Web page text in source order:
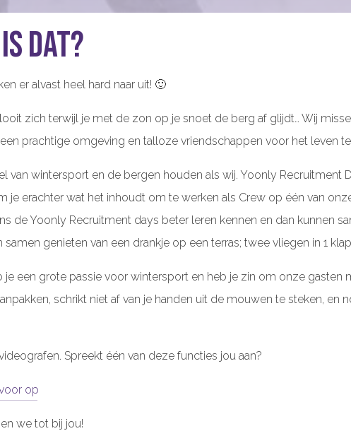
dat?
er alvast heel hard naar uit! 🙂
zich terwijl je met de zon op je snoet de berg af glijdt… Wij
prachtige omgeving en talloze vriendschappen voor het leven
wintersport en de bergen houden als wij. Yoonly Recruitment
je erachter wat het inhoudt om te werken als Crew op één van
Yoonly Recruitment days beter leren kennen en dan kunnen
genieten van een drankje op een terras; twee vliegen in 1
een grote passie voor wintersport en heb je zin om onze
schrikt niet af van je handen uit de mouwen te steken, en
Spreekt één van deze functies jou aan?
op
we tot bij jou!